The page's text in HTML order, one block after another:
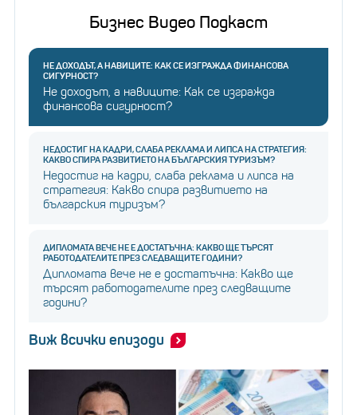
Бизнес Видео Подкаст
НЕ ДОХОДЪТ, А НАВИЦИТЕ: КАК СЕ ИЗГРАЖДА ФИНАНСОВА
СИГУРНОСТ?
Не доходът, а навиците: Как се изгражда
финансова сигурност?
НЕДОСТИГ НА КАДРИ, СЛАБА РЕКЛАМА И ЛИПСА НА СТРАТЕГИЯ:
КАКВО СПИРА РАЗВИТИЕТО НА БЪЛГАРСКИЯ ТУРИЗЪМ?
Недостиг на кадри, слаба реклама и липса на
стратегия: Какво спира развитието на
българския туризъм?
ДИПЛОМАТА ВЕЧЕ НЕ Е ДОСТАТЪЧНА: КАКВО ЩЕ ТЪРСЯТ
РАБОТОДАТЕЛИТЕ ПРЕЗ СЛЕДВАЩИТЕ ГОДИНИ?
Дипломата вече не е достатъчна: Какво ще
търсят работодателите през следващите
години?
Виж всички епизоди